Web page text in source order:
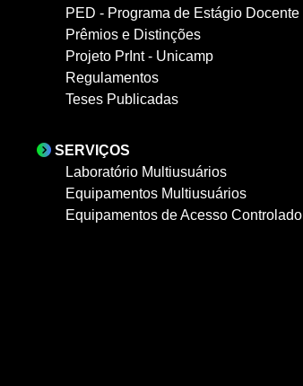
PED - Programa de Estágio Docente
Prêmios e Distinções
Projeto PrInt - Unicamp
Regulamentos
Teses Publicadas
SERVIÇOS
Laboratório Multiusuários
Equipamentos Multiusuários
Equipamentos de Acesso Controlado